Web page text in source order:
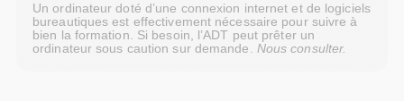
Un ordinateur doté d’une connexion internet et de logiciels
bureautiques est effectivement nécessaire pour suivre à
bien la formation. Si besoin, l’ADT peut prêter un
ordinateur sous caution sur demande. Nous consulter.